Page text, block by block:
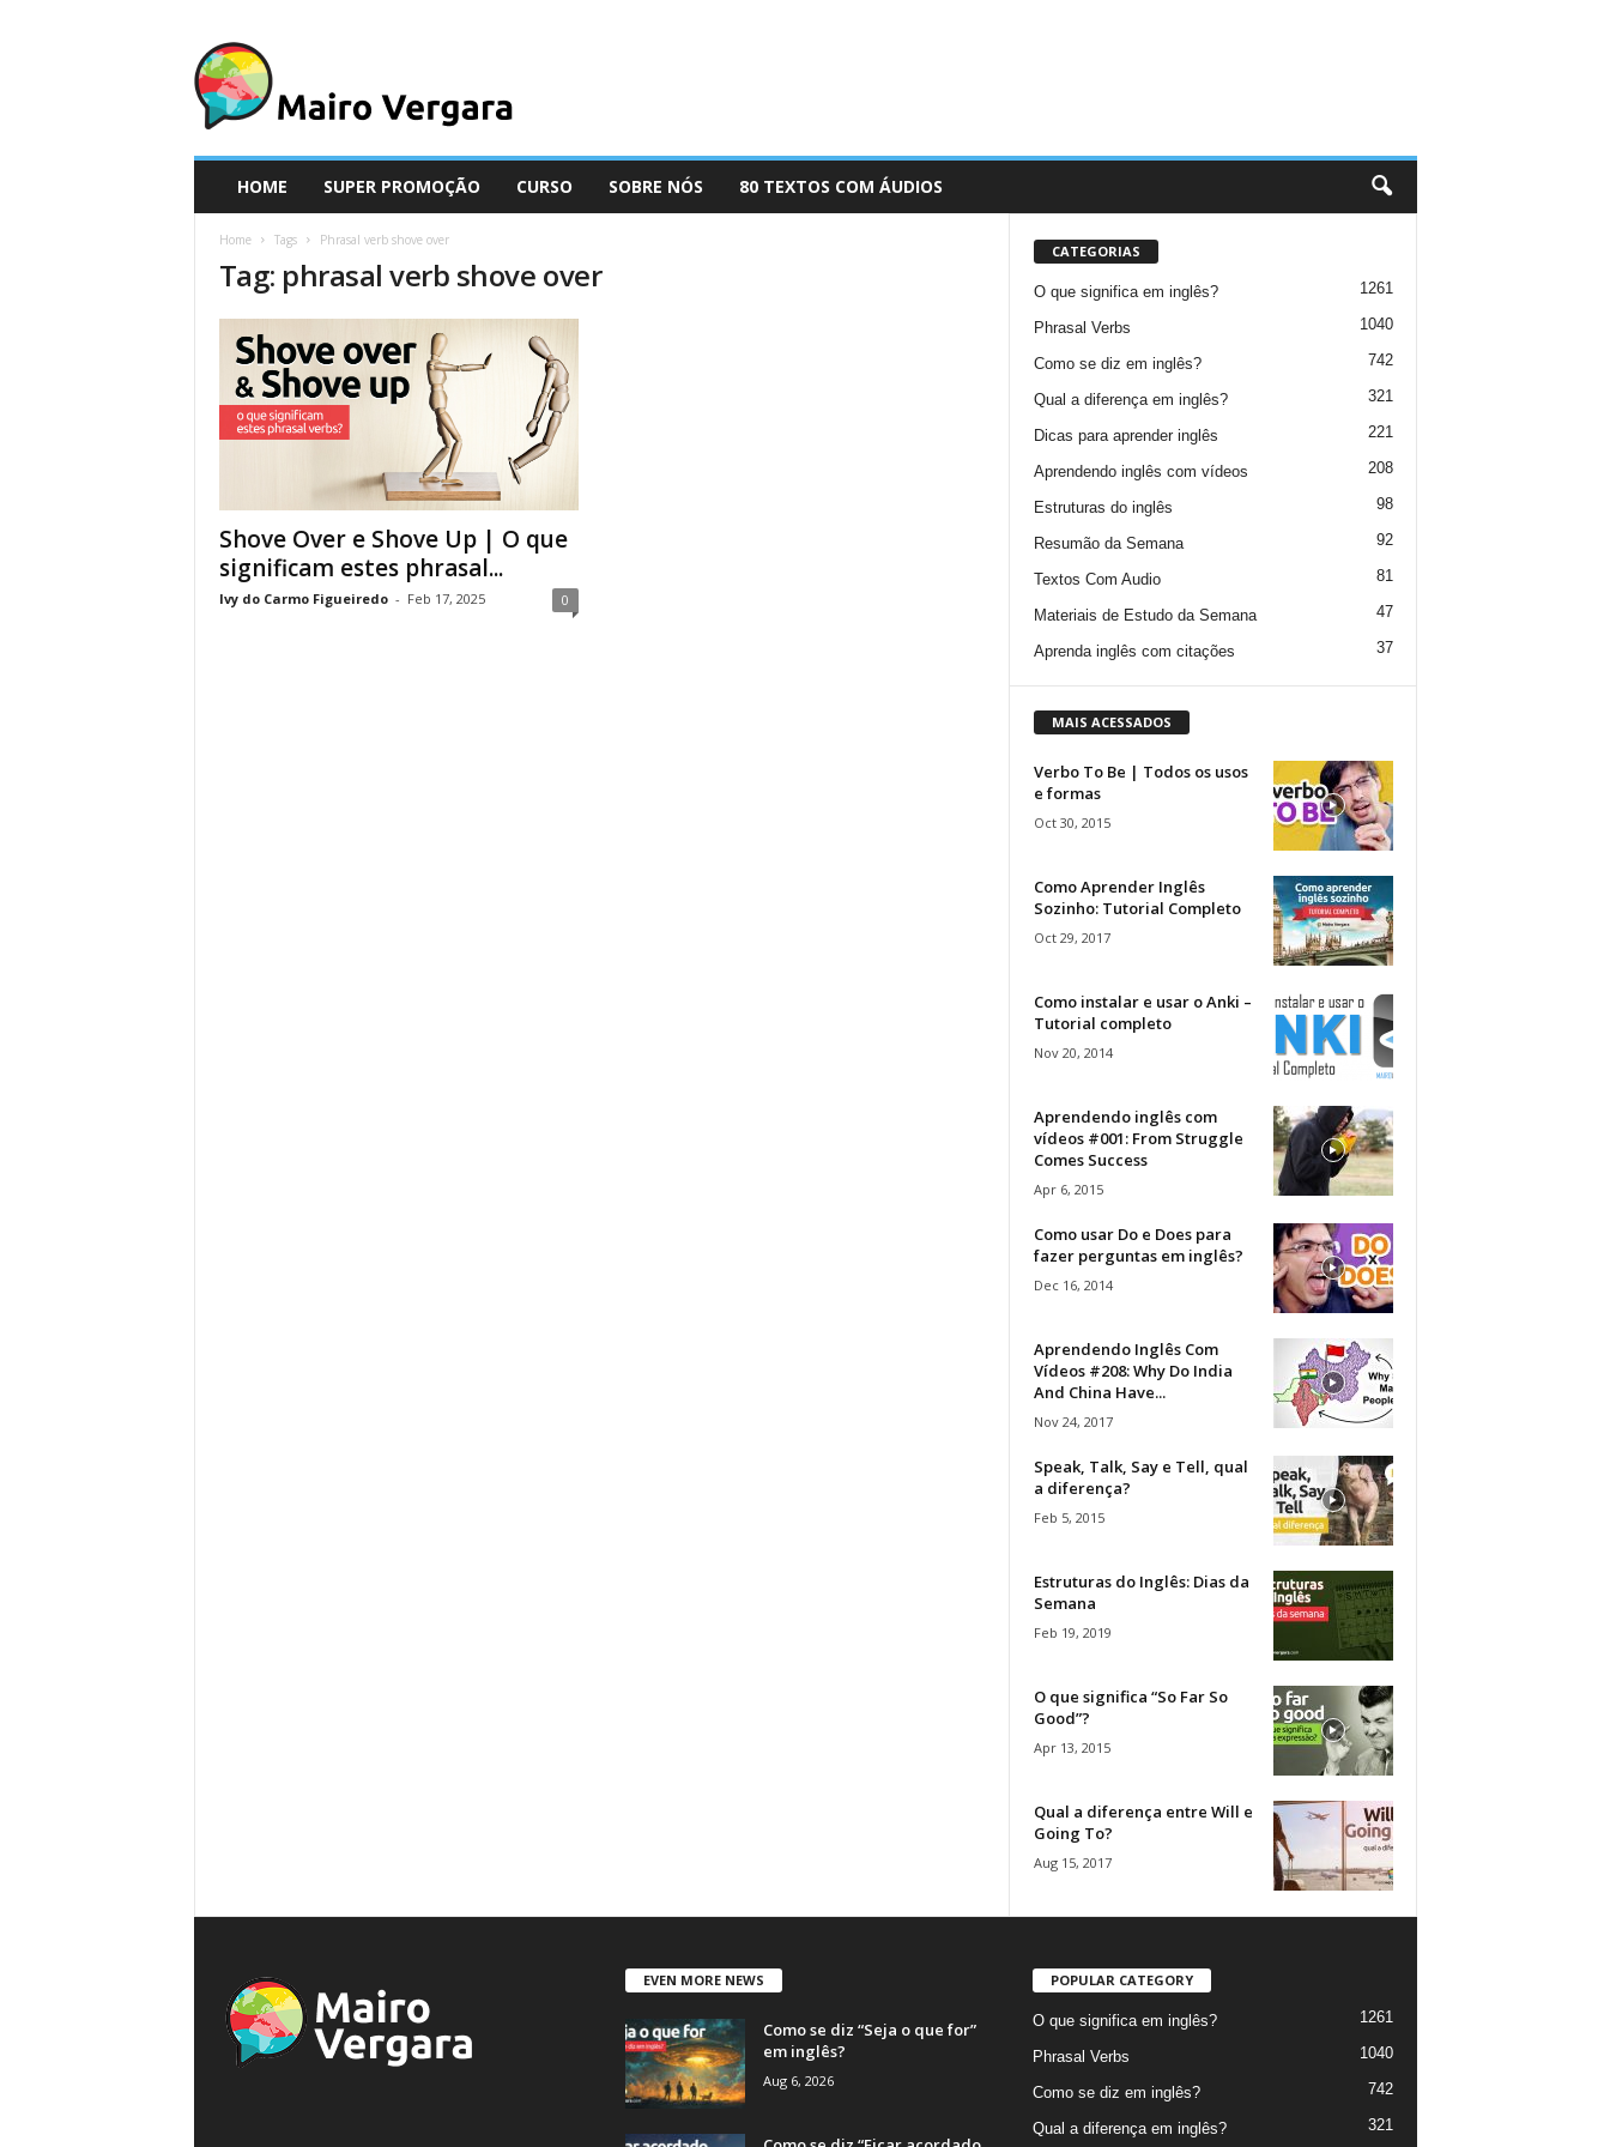
i
r
HOME SUPER PROMOÇÃO CURSO SOBRE NÓS 80 TEXTOS COM ÁUDIOS
Home Tags Phrasal verb shove over
Tag: phrasal verb shove over
Shove Over e Shove Up | O que
significam estes phrasal...
Ivy do Carmo Figueiredo - Feb 17, 2025 0
CATEGORIAS
O que significa em inglês? 1261
Phrasal Verbs 1040
Como se diz em inglês? 742
Qual a diferença em inglês? 321
Dicas para aprender inglês 221
Aprendendo inglês com vídeos 208
Estruturas do inglês 98
Resumão da Semana 92
Textos Com Audio 81
Materiais de Estudo da Semana 47
Aprenda inglês com citações 37
MAIS ACESSADOS
Verbo To Be | Todos os usos
e formas
Oct 30, 2015
Como Aprender Inglês
Sozinho: Tutorial Completo
Oct 29, 2017
Como instalar e usar o Anki –
Tutorial completo
Nov 20, 2014
Aprendendo inglês com
vídeos #001: From Struggle
Comes Success
Apr 6, 2015
Como usar Do e Does para
fazer perguntas em inglês?
Dec 16, 2014
Aprendendo Inglês Com
Vídeos #208: Why Do India
And China Have...
Nov 24, 2017
Speak, Talk, Say e Tell, qual
a diferença?
Feb 5, 2015
Estruturas do Inglês: Dias da
Semana
Feb 19, 2019
O que significa “So Far So
Good”?
Apr 13, 2015
Qual a diferença entre Will e
Going To?
Aug 15, 2017
EVEN MORE NEWS
Como se diz “Seja o que for”
em inglês?
Aug 6, 2026
POPULAR CATEGORY
O que significa em inglês? 1261
Phrasal Verbs 1040
Como se diz em inglês? 742
Qual a diferença em inglês? 321